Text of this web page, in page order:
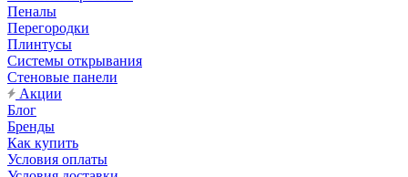
Пеналы
Перегородки
Плинтусы
Системы открывания
Стеновые панели
Акции
Блог
Бренды
Как купить
Условия оплаты